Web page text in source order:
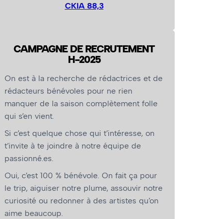
CKIA 88,3
CAMPAGNE DE RECRUTEMENT
H-2025
On est à la recherche de rédactrices et de
rédacteurs bénévoles pour ne rien
manquer de la saison complètement folle
qui s’en vient.
Si c’est quelque chose qui t’intéresse, on
t’invite à te joindre à notre équipe de
passionné.es.
Oui, c’est 100 % bénévole. On fait ça pour
le trip, aiguiser notre plume, assouvir notre
curiosité ou redonner à des artistes qu’on
aime beaucoup.